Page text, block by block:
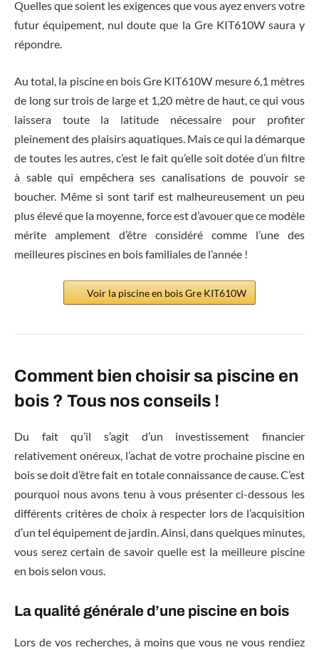
Quelles que soient les exigences que vous ayez envers votre
futur équipement, nul doute que la Gre KIT610W saura y
répondre.
Au total, la piscine en bois Gre KIT610W mesure 6,1 mètres
de long sur trois de large et 1,20 mètre de haut, ce qui vous
laissera toute la latitude nécessaire pour profiter
pleinement des plaisirs aquatiques. Mais ce qui la démarque
de toutes les autres, c’est le fait qu’elle soit dotée d’un filtre
à sable qui empêchera ses canalisations de pouvoir se
boucher. Même si sont tarif est malheureusement un peu
plus élevé que la moyenne, force est d’avouer que ce modèle
mérite amplement d’être considéré comme l’une des
meilleures piscines en bois familiales de l’année !
Voir la piscine en bois Gre KIT610W
Comment bien choisir sa piscine en
bois ? Tous nos conseils !
Du fait qu’il s’agit d’un investissement financier
relativement onéreux, l’achat de votre prochaine piscine en
bois se doit d’être fait en totale connaissance de cause. C’est
pourquoi nous avons tenu à vous présenter ci-dessous les
différents critères de choix à respecter lors de l’acquisition
d’un tel équipement de jardin. Ainsi, dans quelques minutes,
vous serez certain de savoir quelle est la meilleure piscine
en bois selon vous.
La qualité générale d’une piscine en bois
Lors de vos recherches, à moins que vous ne vous rendiez